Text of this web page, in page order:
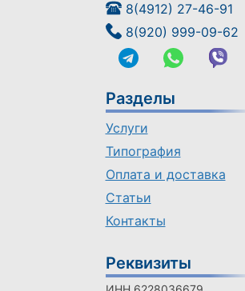
8(4912) 27-46-91
8(920) 999-09-62
Разделы
Услуги
Типография
Оплата и доставка
Статьи
Контакты
Реквизиты